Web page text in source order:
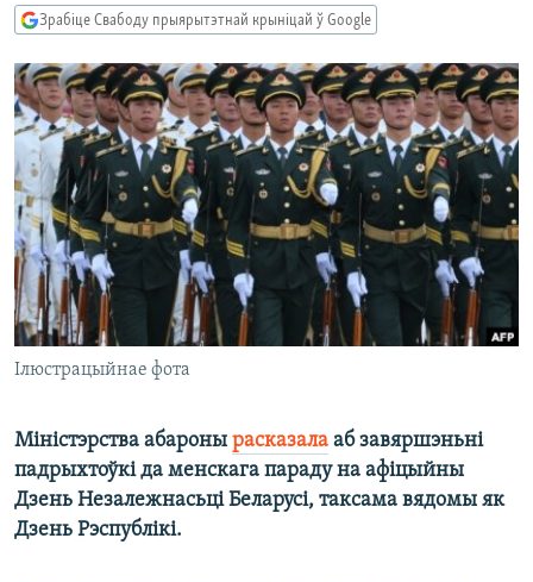
да
ПАЛІТВЯЗЬНІ
КУЛЬТУРА
КАЛЯНДАР
PREMIUM
МОВА
НА ХВАЛЯХ СВАБОДЫ
Усе сайты РС/РСЭ
Зрабіце Свабоду прыярытэтнай крыніцай ў Google
Ілюстрацыйнае фота
Міністэрства абароны расказала аб завяршэньні
падрыхтоўкі да менскага параду на афіцыйны
Дзень Незалежнасьці Беларусі, таксама вядомы як
Дзень Рэспублікі.